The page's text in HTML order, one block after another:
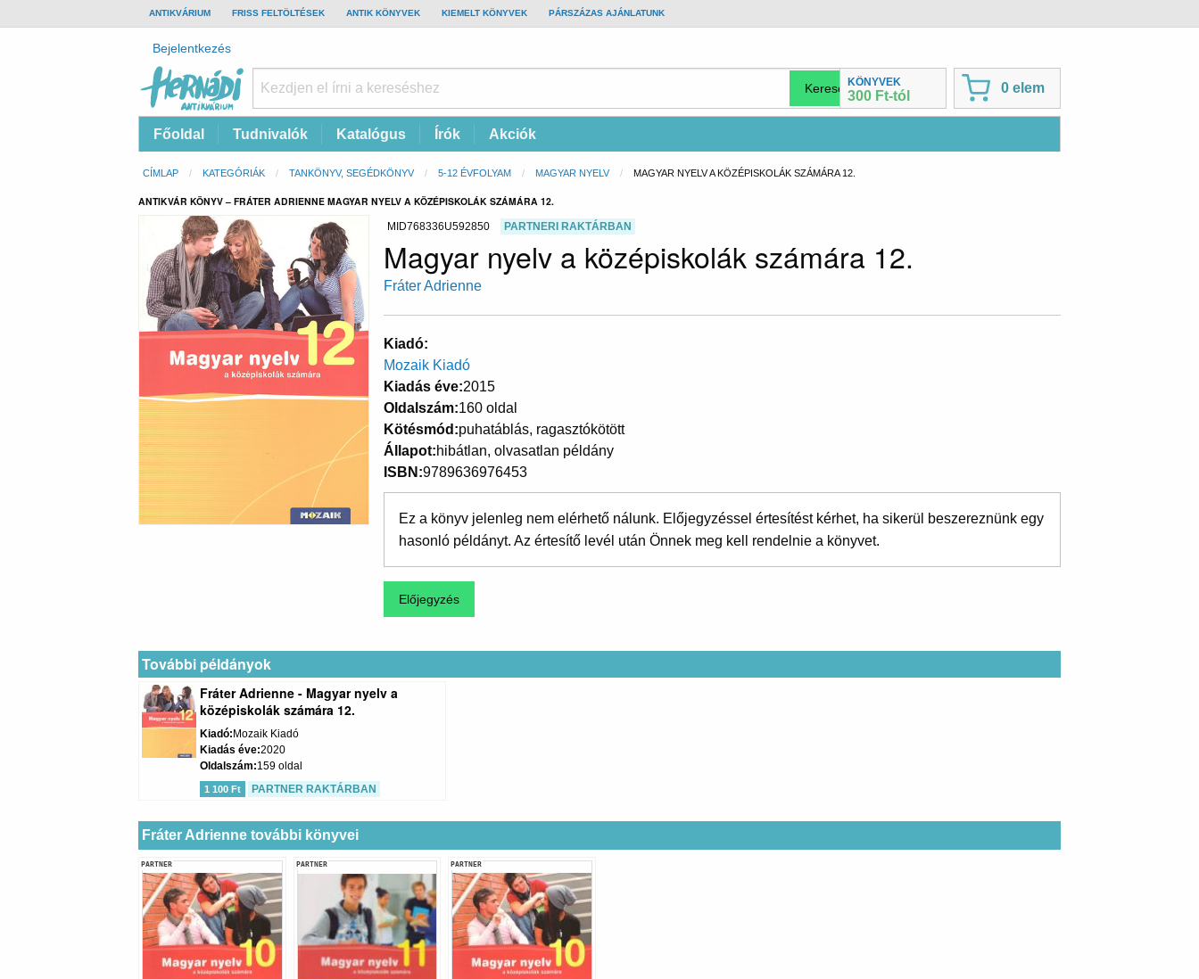
TOP
BAR
ANTIKVÁRIUM FRISS FELTÖLTÉSEK ANTIK KÖNYVEK KIEMELT KÖNYVEK PÁRSZÁZAS AJÁNLATUNK
Felhasználói
fiók
menüje
Bejelentkezés
Antikvárium
Online
KÖNYVEK
300 Ft-tól
0 elem
Fő
navigáció
Főoldal Tudnivalók Katalógus Írók Akciók
Morzsa
CÍMLAP KATEGÓRIÁK TANKÖNYV, SEGÉDKÖNYV 5-12 ÉVFOLYAM MAGYAR NYELV CURRENT:
MAGYAR NYELV A KÖZÉPISKOLÁK SZÁMÁRA 12.
ANTIKVÁR KÖNYV – FRÁTER ADRIENNE MAGYAR NYELV A KÖZÉPISKOLÁK SZÁMÁRA 12.
MID768336U592850 PARTNERI RAKTÁRBAN
Magyar nyelv a középiskolák számára 12.
Fráter Adrienne
Kiadó
Mozaik Kiadó
Kiadás éve 2015
Oldalszám 160 oldal
Kötésmód puhatáblás, ragasztókötött
Állapot hibátlan, olvasatlan példány
ISBN 9789636976453
Ez a könyv jelenleg nem elérhető nálunk. Előjegyzéssel értesítést kérhet, ha sikerül beszereznünk egy
hasonló példányt. Az értesítő levél után Önnek meg kell rendelnie a könyvet.
További példányok
Fráter Adrienne - Magyar nyelv a
középiskolák számára 12.
Kiadó Mozaik Kiadó
Kiadás éve 2020
Oldalszám 159 oldal
1 100 Ft PARTNER RAKTÁRBAN
Fráter Adrienne további könyvei
PARTNER PARTNER PARTNER